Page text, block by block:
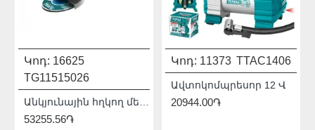
Կոդ: 16625
TG11515026
53255.56֏
Կոդ: 11373 TTAC1406
Ավտոկոմպրեսոր 12 Վ
20944.00֏